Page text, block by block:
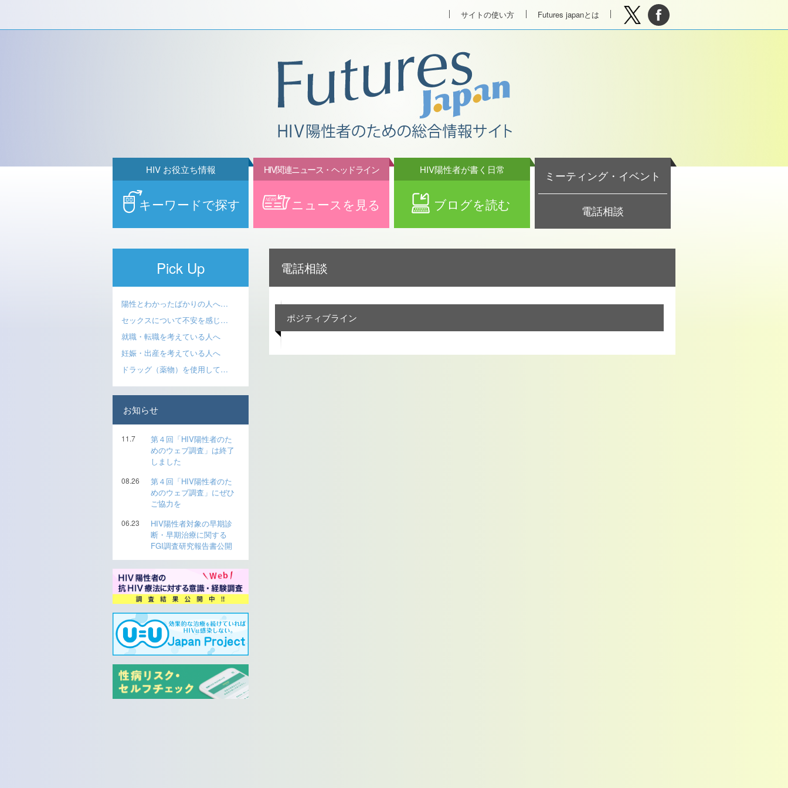
サイトの使い方 Futures japanとは
キーワードで探す
HIV お役立ち情報
ニュースを見る
HIV関連ニュース・ヘッドライン
ブログを読む
HIV陽性者が書く日常 ミーティング・イベント
電話相談
電話相談
ポジティブライン
Pick Up
陽性とわかったばかりの人へ…
セックスについて不安を感じ…
就職・転職を考えている人へ
妊娠・出産を考えている人へ
ドラッグ（薬物）を使用して…
お知らせ
11.7
第４回「HIV陽性者のた
めのウェブ調査」は終了
しました
08.26
第４回「HIV陽性者のた
めのウェブ調査」にぜひ
ご協力を
06.23
HIV陽性者対象の早期診
断・早期治療に関する
FGI調査研究報告書公開